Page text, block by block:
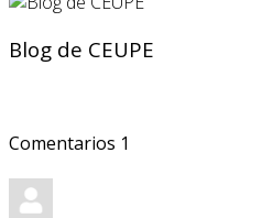
Blog de CEUPE
Comentarios 1